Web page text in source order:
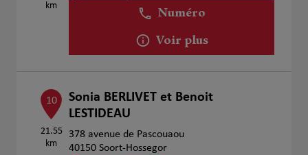
km
Numéro
Voir plus
10
21.55
km
Sonia BERLIVET et Benoit
LESTIDEAU
378 avenue de Pascouaou
40150 Soort-Hossegor